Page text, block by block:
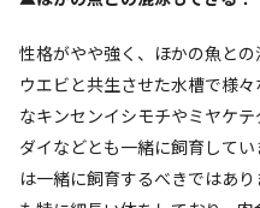
性格がやや強く、ほかの魚と
ウエビと共生させた水槽で様
なキンセンイシモチやミヤケ
ダイなどとも一緒に飼育して
は一緒に飼育するべきではあ